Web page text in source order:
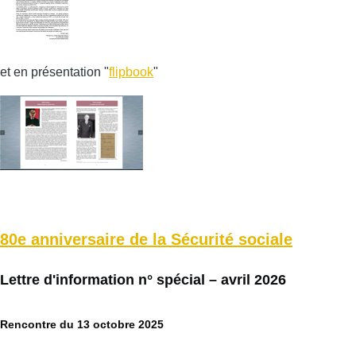
et en présentation "flipbook"
80e anniversaire de la Sécurité sociale
Lettre d'information n° spécial – avril 2026
Rencontre du 13 octobre 2025